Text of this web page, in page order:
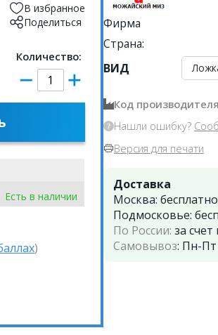
В избранное
Поделиться
Количество:
Есть в наличии
)
Фирма
Страна:
ВИД
Код
Нашли ошибку?
Версия для печати
Доставка
Москва:
Подмосковье:
По России: за счет
Самовывоз: Пн-Пт